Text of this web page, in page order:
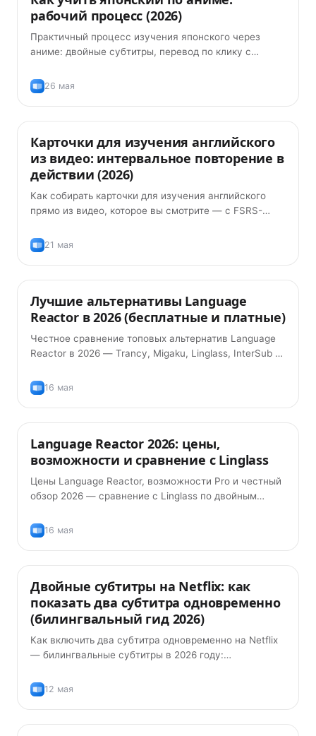
рабочий процесс (2026)
Практичный процесс изучения японского через
аниме: двойные субтитры, перевод по клику с
26 мая
Продукт
Карточки для изучения английского
из видео: интервальное повторение в
действии (2026)
Как собирать карточки для изучения английского
прямо из видео, которое вы смотрите — с FSRS-
ручного ввода слов.
21 мая
Советы
Лучшие альтернативы Language
Reactor в 2026 (бесплатные и платные)
Честное сравнение топовых альтернатив Language
Reactor в 2026 — Trancy, Migaku, Linglass, InterSub и
подходит.
16 мая
Советы
Language Reactor 2026: цены,
возможности и сравнение с Linglass
Цены Language Reactor, возможности Pro и честный
обзор 2026 — сравнение с Linglass по двойным
карточкам.
16 мая
Советы
Двойные субтитры на Netflix: как
показать два субтитра одновременно
(билингвальный гид 2026)
Как включить два субтитра одновременно на Netflix
— билингвальные субтитры в 2026 году:
пользоваться, чтобы действительно учить язык.
12 мая